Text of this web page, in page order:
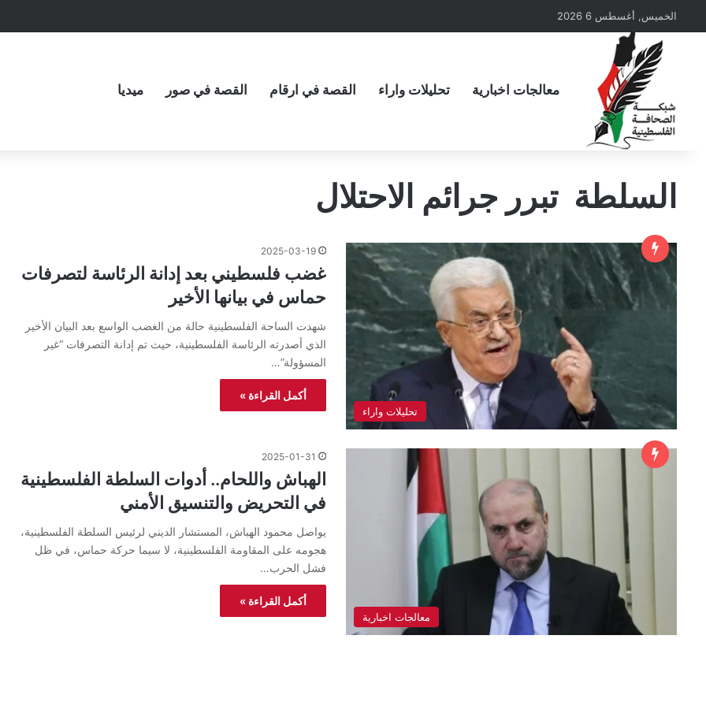
الخميس, أغسطس 6 2026
معالجات اخبارية تحليلات واراء القصة في ارقام القصة في صور ميديا
السلطة تبرر جرائم الاحتلال
تحليلات واراء
2025-03-19
غضب فلسطيني بعد إدانة الرئاسة لتصرفات
حماس في بيانها الأخير
شهدت الساحة الفلسطينية حالة من الغضب الواسع بعد البيان الأخير
الذي أصدرته الرئاسة الفلسطينية، حيث تم إدانة التصرفات “غير
المسؤولة”…
أكمل القراءة »
معالجات اخبارية
2025-01-31
الهباش واللحام.. أدوات السلطة الفلسطينية
في التحريض والتنسيق الأمني
يواصل محمود الهباش، المستشار الديني لرئيس السلطة الفلسطينية،
هجومه على المقاومة الفلسطينية، لا سيما حركة حماس، في ظل
فشل الحرب…
أكمل القراءة »